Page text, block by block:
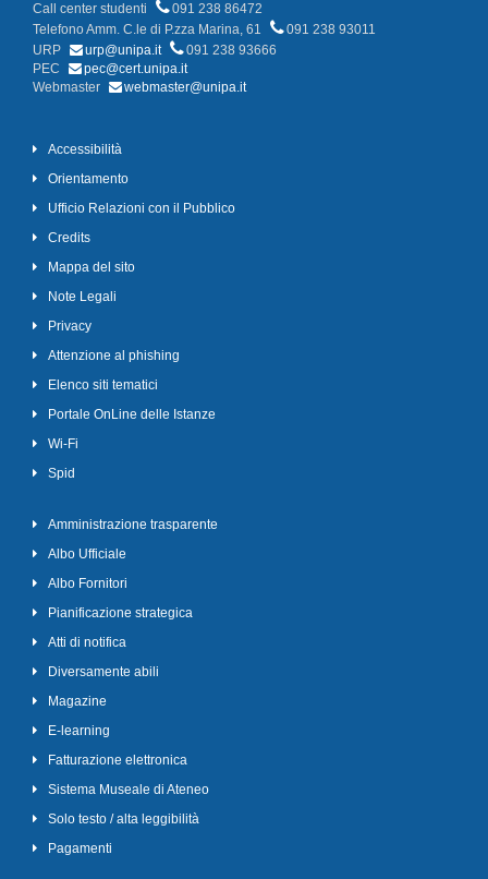
Call center studenti
091 238 86472
Telefono Amm. C.le di P.zza Marina, 61
091 238 93011
URP
urp@unipa.it
091 238 93666
PEC
pec@cert.unipa.it
Webmaster
webmaster@unipa.it
Accessibilità
Orientamento
Ufficio Relazioni con il Pubblico
Credits
Mappa del sito
Note Legali
Privacy
Attenzione al phishing
Elenco siti tematici
Portale OnLine delle Istanze
Wi-Fi
Spid
Amministrazione trasparente
Albo Ufficiale
Albo Fornitori
Pianificazione strategica
Atti di notifica
Diversamente abili
Magazine
E-learning
Fatturazione elettronica
Sistema Museale di Ateneo
Solo testo / alta leggibilità
Pagamenti